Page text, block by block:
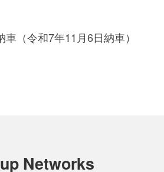
（令和7年11月6日納車）
Networks